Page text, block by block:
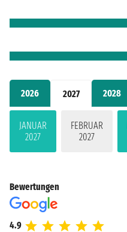
2026 2027 2028
JANUAR
2027
FEBRUAR
2027
Bewertungen
4.9